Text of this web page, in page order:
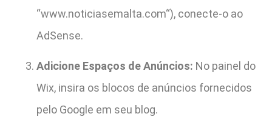
“www.noticiasemalta.com“), conecte-o ao
AdSense.
Adicione Espaços de Anúncios: No painel do
Wix, insira os blocos de anúncios fornecidos
pelo Google em seu blog.